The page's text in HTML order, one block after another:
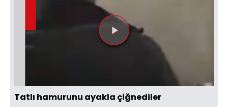
Videoyu
Tatlı hamurunu ayakla çiğnediler